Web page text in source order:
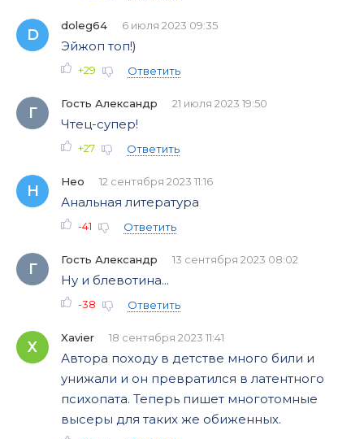
D
doleg64 6 июля 2023 09:35
Эйжоп топ!)
+29 Ответить
Г
Гость Александр 21 июля 2023 19:50
Чтец-супер!
+27 Ответить
Н
Нео 12 сентября 2023 11:16
Анальная литература
-41 Ответить
Г
Гость Александр 13 сентября 2023 08:02
Ну и блевотина...
-38 Ответить
X
Xavier 18 сентября 2023 11:41
Автора походу в детстве много били и
унижали и он превратился в латентного
психопата. Теперь пишет многотомные
высеры для таких же обиженных.